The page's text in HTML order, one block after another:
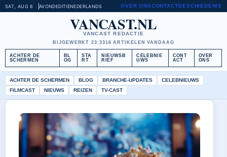
SAT, AUG 8 AVONDEDITIENEDERLANDS OVER ONSCONTACTGESCHIEDENIS
VANCAST.NL
VANCAST REDACTIE
BIJGEWERKT 23:3316 ARTIKELEN VANDAAG
ACHTER DE
SCHERMEN
BL
OG
STA
RT
NIEUWSB
RIEF
CELEBNIE
UWS
CONT
ACT
OVER
ONS
ACHTER DE SCHERMEN BLOG BRANCHE-UPDATES
CELEBNIEUWS
FILMCAST
NIEUWS REIZEN TV-CAST